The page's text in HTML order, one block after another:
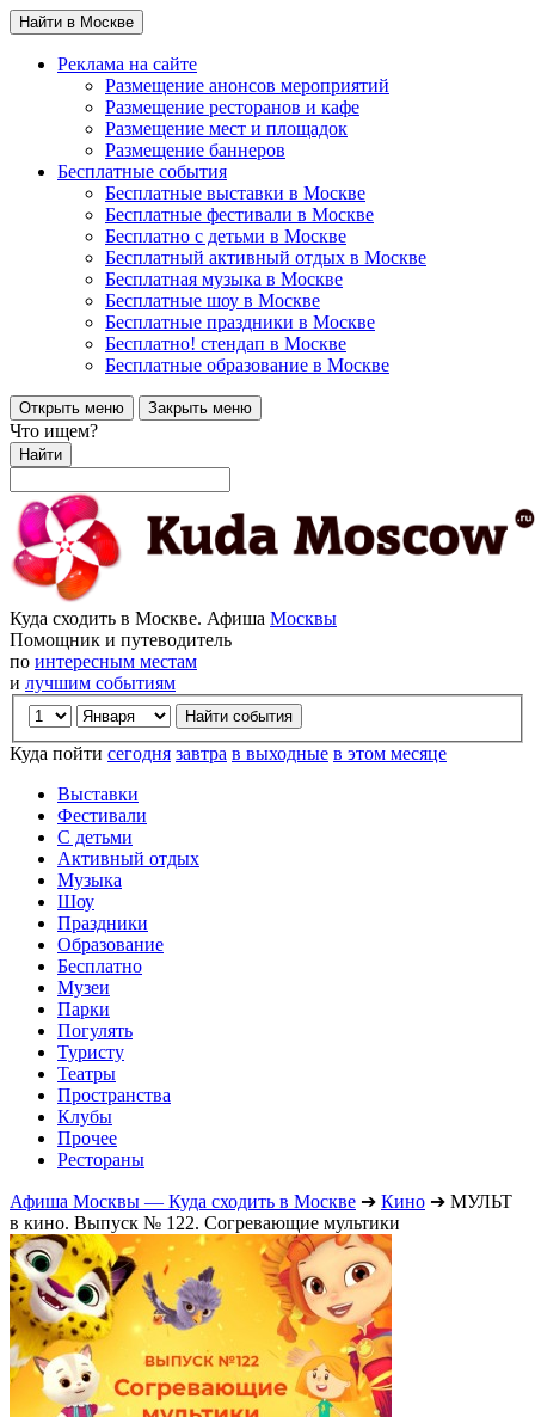
Найти в Москве
Реклама на сайте
Размещение анонсов мероприятий
Размещение ресторанов и кафе
Размещение мест и площадок
Размещение баннеров
Бесплатные события
Бесплатные выставки в Москве
Бесплатные фестивали в Москве
Бесплатно с детьми в Москве
Бесплатный активный отдых в Москве
Бесплатная музыка в Москве
Бесплатные шоу в Москве
Бесплатные праздники в Москве
Бесплатно! стендап в Москве
Бесплатные образование в Москве
Открыть меню Закрыть меню
Что ищем?
Найти
Куда сходить в Москве. Афиша Москвы
Помощник и путеводитель
по интересным местам
и лучшим событиям
Куда пойти сегодня завтра в выходные в этом месяце
Выставки
Фестивали
С детьми
Активный отдых
Музыка
Шоу
Праздники
Образование
Бесплатно
Музеи
Парки
Погулять
Туристу
Театры
Пространства
Клубы
Прочее
Рестораны
Афиша Москвы — Куда сходить в Москве ➔ Кино ➔ МУЛЬТ
в кино. Выпуск № 122. Согревающие мультики